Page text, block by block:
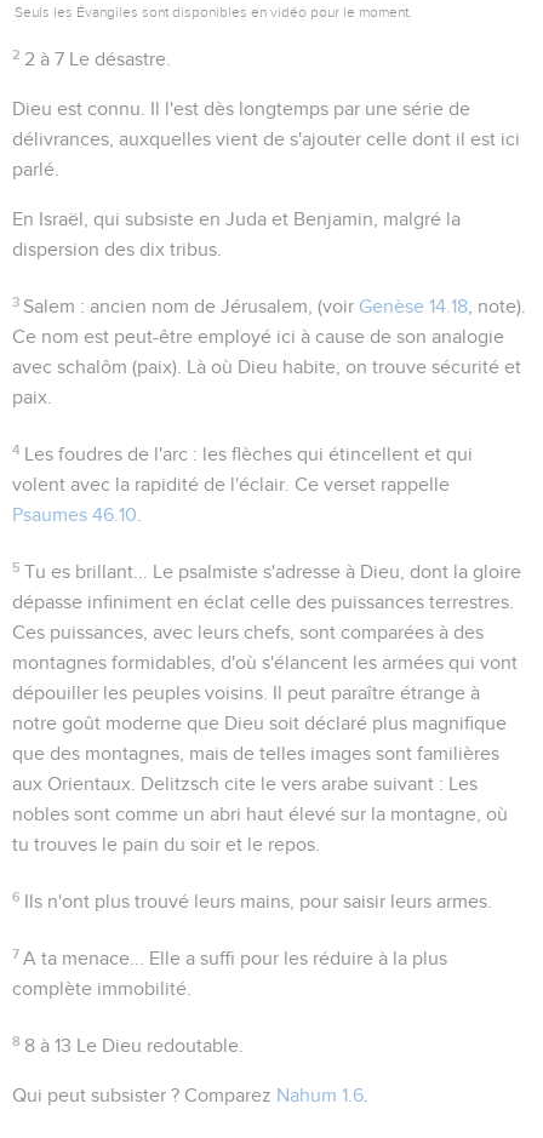
Seuls les Évangiles sont disponibles en vidéo pour le moment.
2 2 à 7 Le désastre.
Dieu est connu . Il l'est dès longtemps par une série de
délivrances, auxquelles vient de s'ajouter celle dont il est ici
parlé.
En Israël , qui subsiste en Juda et Benjamin, malgré la
dispersion des dix tribus.
3 Salem : ancien nom de Jérusalem, (voir Genèse 14.18 , note).
Ce nom est peut-être employé ici à cause de son analogie
avec schalôm (paix). Là où Dieu habite, on trouve sécurité et
paix.
4 Les foudres de l'arc : les flèches qui étincellent et qui
volent avec la rapidité de l'éclair. Ce verset rappelle
Psaumes 46.10
5 Tu es brillant...
Le psalmiste s'adresse à Dieu, dont la gloire
dépasse infiniment en éclat celle des puissances terrestres.
Ces puissances, avec leurs chefs, sont comparées à des
montagnes formidables, d'où s'élancent les armées qui vont
dépouiller les peuples voisins. Il peut paraître étrange à
notre goût moderne que Dieu soit déclaré plus magnifique
que des montagnes, mais de telles images sont familières
aux Orientaux. Delitzsch cite le vers arabe suivant : Les
nobles sont comme un abri haut élevé sur la montagne, où
tu trouves le pain du soir et le repos.
6 Ils n'ont plus trouvé leurs mains , pour saisir leurs armes.
7 A ta menace...
Elle a suffi pour les réduire à la plus
complète immobilité.
8 8 à 13 Le Dieu redoutable.
Qui peut subsister ? Comparez Nahum 1.6